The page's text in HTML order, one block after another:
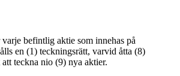
befintlig aktie som innehas på
en (1) teckningsrätt, varvid åtta (8)
teckna nio (9) nya aktier.